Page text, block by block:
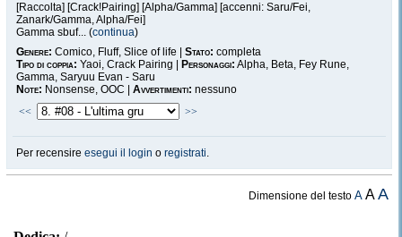
[Raccolta] [Crack!Pairing] [Alpha/Gamma] [accenni: Saru/Fei,
Zanark/Gamma, Alpha/Fei]
Gamma sbuf... (continua)
Genere: Comico, Fluff, Slice of life | Stato: completa
Tipo di coppia: Yaoi, Crack Pairing | Personaggi: Alpha, Beta, Fey Rune,
Gamma, Saryuu Evan - Saru
Note: Nonsense, OOC | Avvertimenti: nessuno
<<
>>
Per recensire esegui il login o registrati.
Dimensione del testoA AA